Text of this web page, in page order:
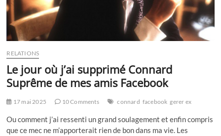
RELATIONS
Le jour où j’ai supprimé Connard
Suprême de mes amis Facebook
17 mai 2025 10 Comments connard facebook gerer ex
Ou comment j’ai ressenti un grand soulagement et enfin compris
que ce mec ne m’apporterait rien de bon dans ma vie. Les